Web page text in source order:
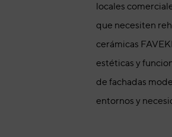
locales
que necesiten
cerámicas
estéticas y
de fachadas
entornos y